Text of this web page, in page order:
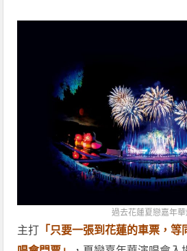
過去花蓮夏戀嘉年
主打 「只要一張到花蓮的車票，